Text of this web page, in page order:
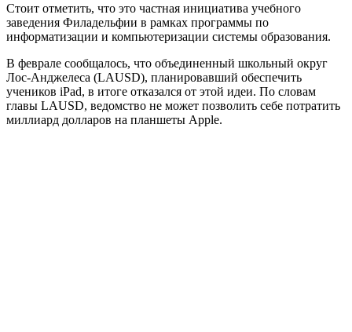
Стоит отметить, что это частная инициатива учебного
заведения Филадельфии в рамках программы по
информатизации и компьютеризации системы образования.
В феврале сообщалось, что объединенный школьный округ
Лос-Анджелеса (LAUSD), планировавший обеспечить
учеников iPad, в итоге отказался от этой идеи. По словам
главы LAUSD, ведомство не может позволить себе потратить
миллиард долларов на планшеты Apple.